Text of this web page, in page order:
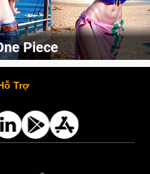
Piece
Những cô nàng nóng bỏng Boa Hancock, Nico Robin, Nami, Yamato hay Perona được AI vẽ lại dưới hình thức Cosplay cực kỳ chuẩn chỉnh.
Trợ